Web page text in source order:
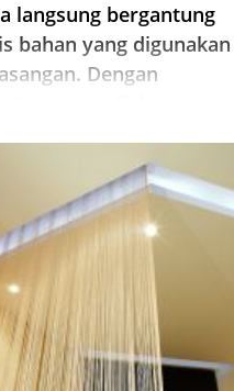
langsung bergantung
bahan yang digunakan
Dengan
pusingan dua